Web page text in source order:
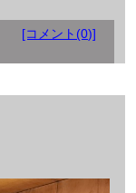
[コメント(0)]